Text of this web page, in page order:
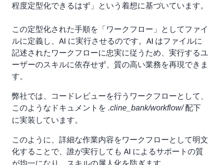
程度定型化できるはず」という着想に基づいています。
この定型化された手順を「ワークフロー」としてファイ
ルに定義し、AI に実行させるのです。AI はファイルに
記述されたワークフローに忠実に従うため、実行するユ
ーザーのスキルに依存せず、質の高い業務を再現できま
す。
弊社では、コードレビューを行うワークフローとして、
このようなドキュメントを .cline_bank/workflow/配下
に実装しています。
このように、詳細な作業内容をワークフローとして明文
化することで、誰が実行しても AI によるサポートの質
が均一になり、スキルの属人化を防ぎます。